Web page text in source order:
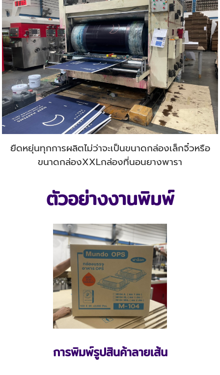
ยืดหยุ่นทุกการผลิตไม่ว่าจะเป็นขนาดกล่องเล็กจิ๋วหรือ
ขนาดกล่องXXLกล่องที่นอนยางพารา
ตัวอย่างงานพิมพ์
การพิมพ์รูปสินค้าลายเส้น